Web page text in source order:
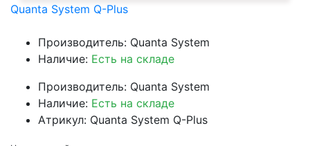
Quanta System Q-Plus
Производитель: Quanta System
Наличие: Есть на складе
Производитель: Quanta System
Наличие: Есть на складе
Атрикул: Quanta System Q-Plus